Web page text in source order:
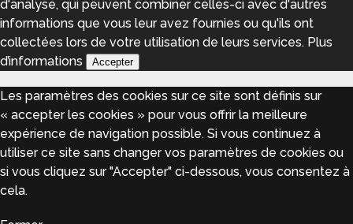
d'analyse, qui peuvent combiner celles-ci avec d'autres
informations que vous leur avez fournies ou qu'ils ont
collectées lors de votre utilisation de leurs services. Plus
d’informations
Accepter
Les paramètres des cookies sur ce site sont définis sur
« accepter les cookies » pour vous offrir la meilleure
expérience de navigation possible. Si vous continuez à
utiliser ce site sans changer vos paramètres de cookies ou
si vous cliquez sur "Accepter" ci-dessous, vous consentez à
cela.